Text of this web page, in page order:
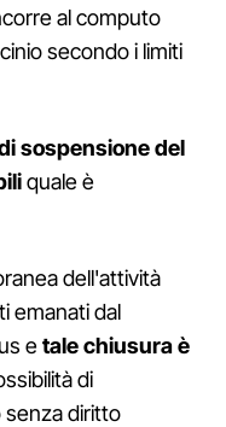
al computo
secondo i limiti
sospensione del
quale è
dell'attività
emanati dal
etale chiusura è
di
senza diritto